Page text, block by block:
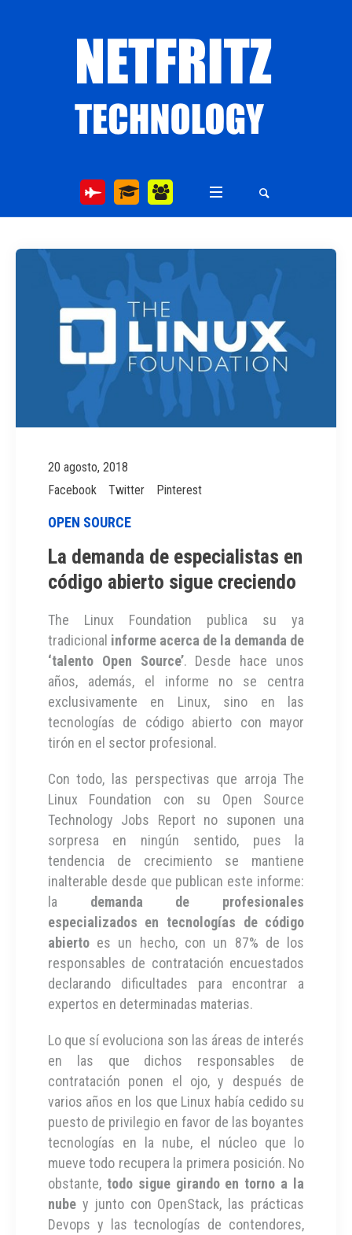
20 agosto, 2018
Facebook
Twitter Pinterest
OPEN SOURCE
La demanda de especialistas en
código abierto sigue creciendo
The Linux Foundation publica su ya
tradicional informe acerca de la demanda de
‘talento Open Source’. Desde hace unos
años, además, el informe no se centra
exclusivamente en Linux, sino en las
tecnologías de código abierto con mayor
tirón en el sector profesional.
Con todo, las perspectivas que arroja The
Linux Foundation con su Open Source
Technology Jobs Report no suponen una
sorpresa en ningún sentido, pues la
tendencia de crecimiento se mantiene
inalterable desde que publican este informe:
la demanda de profesionales
especializados en tecnologías de código
abiertoes un hecho, con un 87% de los
responsables de contratación encuestados
declarando dificultades para encontrar a
expertos en determinadas materias.
Lo que sí evoluciona son las áreas de interés
en las que dichos responsables de
contratación ponen el ojo, y después de
varios años en los que Linux había cedido su
puesto de privilegio en favor de las boyantes
tecnologías en la nube, el núcleo que lo
mueve todo recupera la primera posición. No
obstante, todo sigue girando en torno a la
nubey junto con OpenStack, las prácticas
Devops y las tecnologías de contendores,